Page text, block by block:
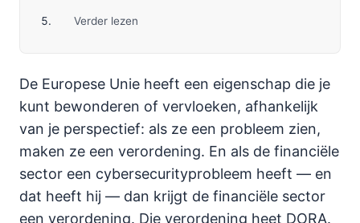
Verder lezen
De Europese Unie heeft een eigenschap die je
kunt bewonderen of vervloeken, afhankelijk
van je perspectief: als ze een probleem zien,
maken ze een verordening. En als de financiële
sector een cybersecurityprobleem heeft — en
dat heeft hij — dan krijgt de financiële sector
een verordening. Die verordening heet DORA.